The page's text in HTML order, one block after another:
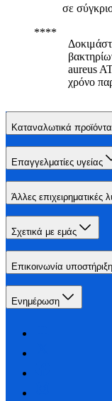
σε
aureus
χρόνο
Καταναλωτικά προϊόντα
Επαγγελματίες υγείας
Άλλες επιχειρηματικές
Σχετικά με εμάς
Επικοινωνία
Ενημέρωση